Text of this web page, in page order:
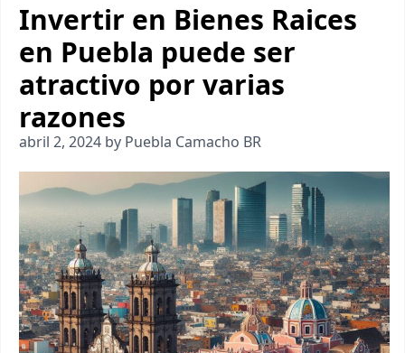
Invertir en Bienes Raices
en Puebla puede ser
atractivo por varias
razones
abril 2, 2024 by Puebla Camacho BR